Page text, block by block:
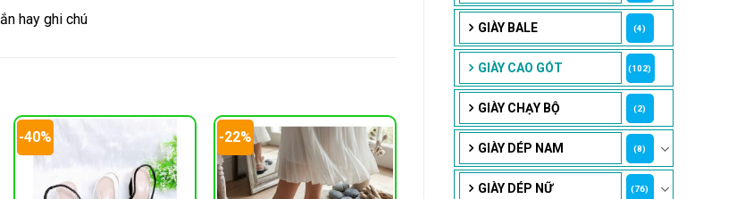
GIÀY BALE (4)
GIÀY CAO GÓT (102)
GIÀY CHẠY BỘ (2)
GIÀY DÉP NAM (8)
GIÀY DÉP NỮ (76)
hay ghi chú
-40% -22%